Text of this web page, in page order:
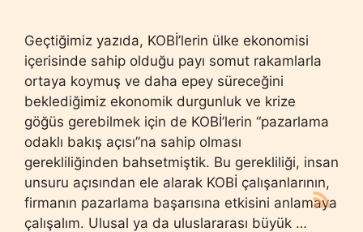
Geçtiğimiz yazıda, KOBİ’lerin ülke ekonomisi
içerisinde sahip olduğu payı somut rakamlarla
ortaya koymuş ve daha epey süreceğini
beklediğimiz ekonomik durgunluk ve krize
göğüs gerebilmek için de KOBİ’lerin “pazarlama
odaklı bakış açısı”na sahip olması
gerekliliğinden bahsetmiştik. Bu gerekliliği, insan
unsuru açısından ele alarak KOBİ çalışanlarının,
firmanın pazarlama başarısına etkisini anlamaya
çalışalım. Ulusal ya da uluslararası büyük …